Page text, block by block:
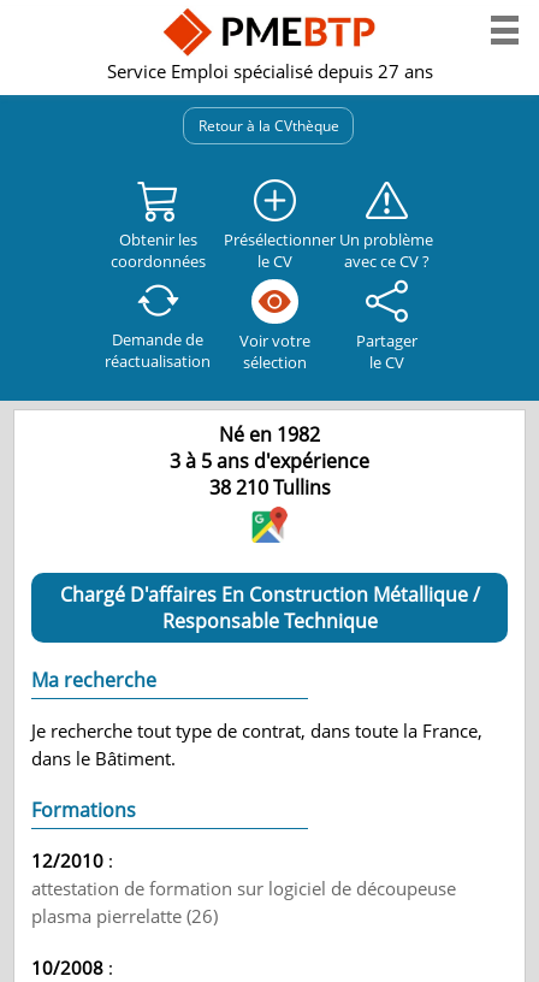
Service Emploi spécialisé depuis 27 ans
Retour à la CVthèque
Obtenir les
coordonnées
Présélectionner
le CV
Un problème
avec ce CV ?
Demande de
réactualisation
Voir votre
sélection
Partager
le CV
Né en 1982
3 à 5 ans d'expérience
38 210Tullins
Chargé D'affaires En Construction Métallique /
Responsable Technique
Ma recherche
Je recherche tout type de contrat, dans toute la France,
dans le Bâtiment.
Formations
12/2010 :
attestation de formation sur logiciel de découpeuse
plasma pierrelatte (26)
10/2008 :